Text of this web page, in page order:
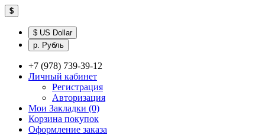
$
$ US Dollar
р. Рубль
+7 (978) 739-39-12
Личный кабинет
Регистрация
Авторизация
Мои Закладки (0)
Корзина покупок
Оформление заказа